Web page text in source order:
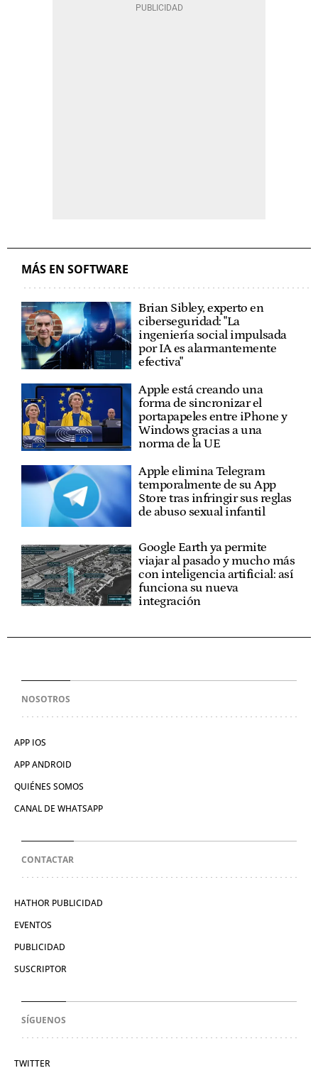
MÁS EN SOFTWARE
Brian Sibley, experto en
ciberseguridad: "La
ingeniería social impulsada
por IA es alarmantemente
efectiva"
Apple está creando una
forma de sincronizar el
portapapeles entre iPhone y
Windows gracias a una
norma de la UE
Apple elimina Telegram
temporalmente de su App
Store tras infringir sus reglas
de abuso sexual infantil
Google Earth ya permite
viajar al pasado y mucho más
con inteligencia artificial: así
funciona su nueva
integración
NOSOTROS
APP IOS
APP ANDROID
QUIÉNES SOMOS
CANAL DE WHATSAPP
CONTACTAR
HATHOR PUBLICIDAD
EVENTOS
PUBLICIDAD
SUSCRIPTOR
SÍGUENOS
TWITTER